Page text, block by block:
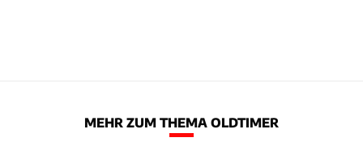
MEHR ZUM THEMA OLDTIMER